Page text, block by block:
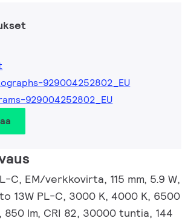
929004252802_EU
929004252802_EU
C, EM/verkkovirta, 115 mm, 5.9 W,
13W PL-C, 3000 K, 4000 K, 6500
850 lm, CRI 82, 30000 tuntia, 144